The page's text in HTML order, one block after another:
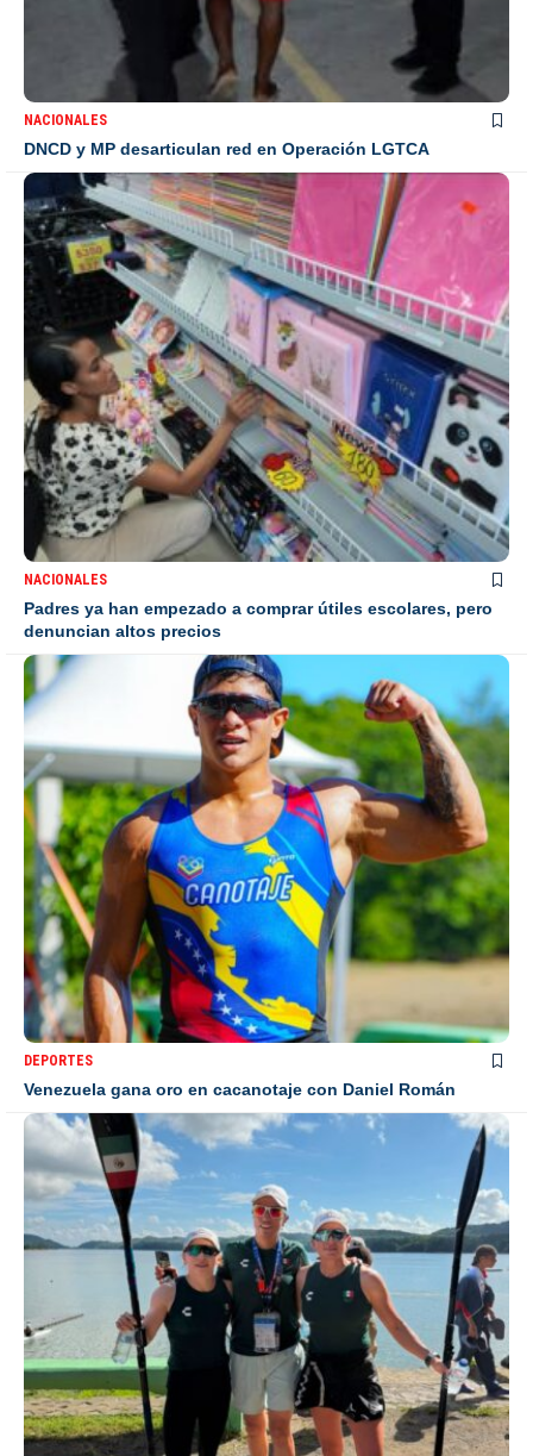
NACIONALES
DNCD y MP desarticulan red en Operación LGTCA
NACIONALES
Padres ya han empezado a comprar útiles escolares, pero
denuncian altos precios
DEPORTES
Venezuela gana oro en cacanotaje con Daniel Román